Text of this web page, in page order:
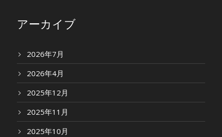
アーカイブ
2026年7月
2026年4月
2025年12月
2025年11月
2025年10月